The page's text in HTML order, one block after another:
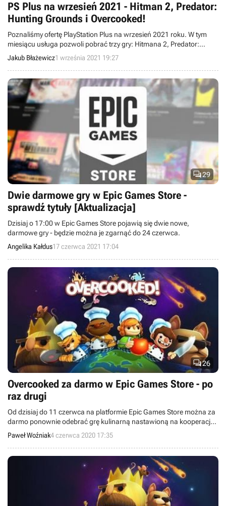
PS Plus na wrzesień 2021 - Hitman 2, Predator:
Hunting Grounds i Overcooked!
Poznaliśmy ofertę PlayStation Plus na wrzesień 2021 roku. W tym
miesiącu usługa pozwoli pobrać trzy gry: Hitmana 2, Predator:
Hunting Grounds i Overcooked! Jesz ile chcesz.
Jakub Błażewicz1 września 2021 19:27
29
Dwie darmowe gry w Epic Games Store -
sprawdź tytuły [Aktualizacja]
Dzisiaj o 17:00 w Epic Games Store pojawią się dwie nowe,
darmowe gry - będzie można je zgarnąć do 24 czerwca.
Angelika Kałdus17 czerwca 2021 17:04
26
Overcooked za darmo w Epic Games Store - po
raz drugi
Od dzisiaj do 11 czerwca na platformie Epic Games Store można za
darmo ponownie odebrać grę kulinarną nastawioną na kooperację -
Overcooked. Przypomnijmy, że według ostatnich plotek gracze mieli
dzisiaj dostać w swoje ręce survivalowy sandbox - ARK: Survival
Evolved.
Paweł Woźniak4 czerwca 2020 17:35